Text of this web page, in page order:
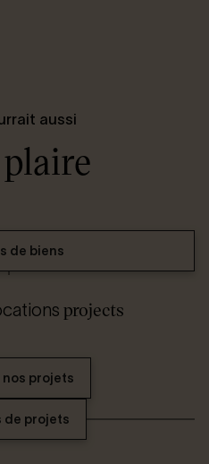
aussi
de biens
projects
nos projets
de projets